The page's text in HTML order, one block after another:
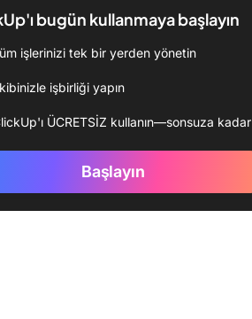
bugün kullanmaya başlayın
işlerinizi tek bir yerden yönetin
işbirliği yapın
ÜCRETSİZ kullanın—sonsuza kadar
Başlayın